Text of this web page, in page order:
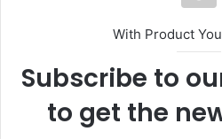
With Product
Subscribe to
to get the